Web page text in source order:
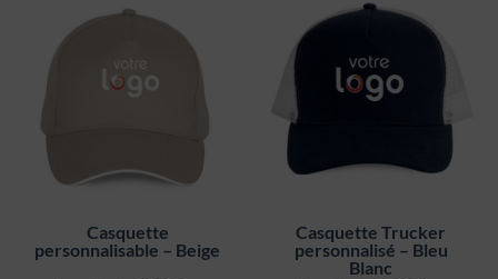
Casquette
personnalisable – Beige
Casquette Trucker
personnalisé – Bleu
Blanc